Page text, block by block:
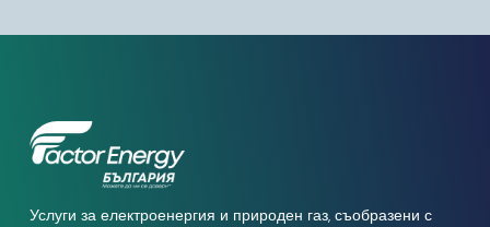
Услуги за електроенергия и природен газ, съобразени с